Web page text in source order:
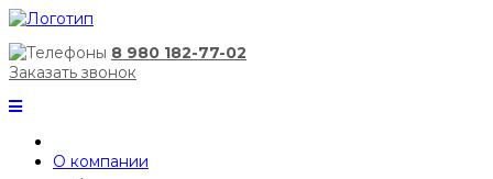
8 980 182-77-02
Заказать звонок
О компании